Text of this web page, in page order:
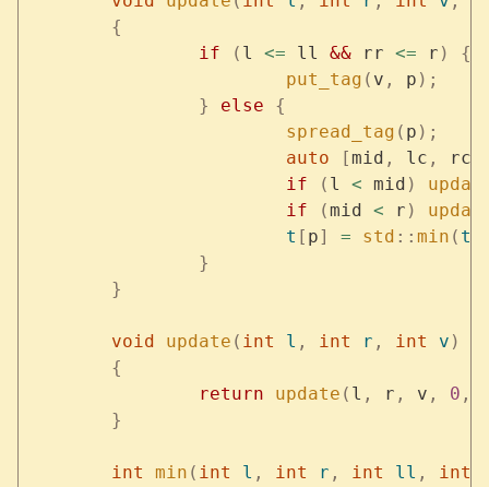
	{
		if
( l <= ll && rr <= r )
{
			put_tag
( v , p );
		}
else {
			spread_tag
( p );
			auto
[mid , lc , rc
			if
( l < mid )
			if
(mid < r )
			t
[ p] = std :: min ( t
		}
	}
	void
update ( int l , int r , int v )
	{
		return
update ( l , r , v , 0 ,
	}
	int
min ( int l , int r , int ll , int